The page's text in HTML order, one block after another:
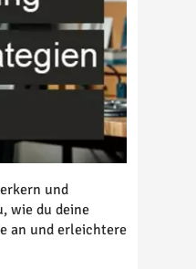
und
wie du deine
an und erleichtere